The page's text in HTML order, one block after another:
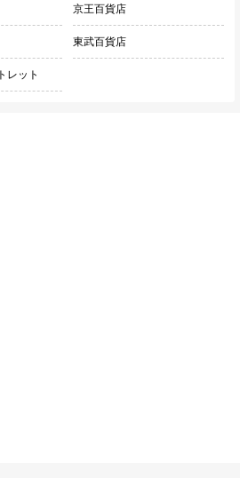
京王百貨店
東武百貨店
レット